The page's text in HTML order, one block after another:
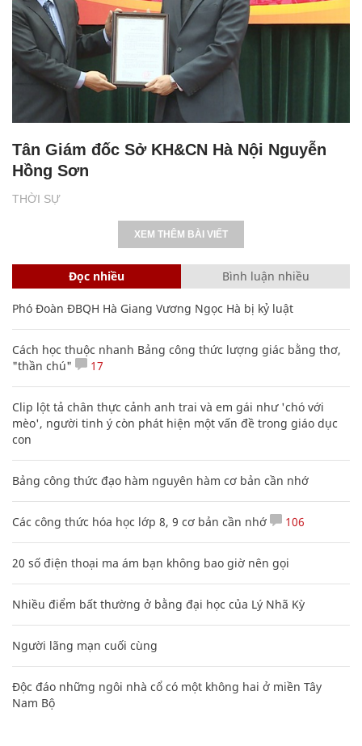
THỜI SỰ
Tân Giám đốc Sở KH&CN Hà Nội Nguyễn
Hồng Sơn
XEM THÊM BÀI VIẾT
Đọc nhiều Bình luận nhiều
Phó Đoàn ĐBQH Hà Giang Vương Ngọc Hà bị kỷ luật
Cách học thuộc nhanh Bảng công thức lượng giác bằng thơ,
"thần chú"
17
Clip lột tả chân thực cảnh anh trai và em gái như 'chó với
mèo', người tinh ý còn phát hiện một vấn đề trong giáo dục
con
Bảng công thức đạo hàm nguyên hàm cơ bản cần nhớ
Các công thức hóa học lớp 8, 9 cơ bản cần nhớ 106
20 số điện thoại ma ám bạn không bao giờ nên gọi
Nhiều điểm bất thường ở bằng đại học của Lý Nhã Kỳ
Người lãng mạn cuối cùng
Độc đáo những ngôi nhà cổ có một không hai ở miền Tây
Nam Bộ